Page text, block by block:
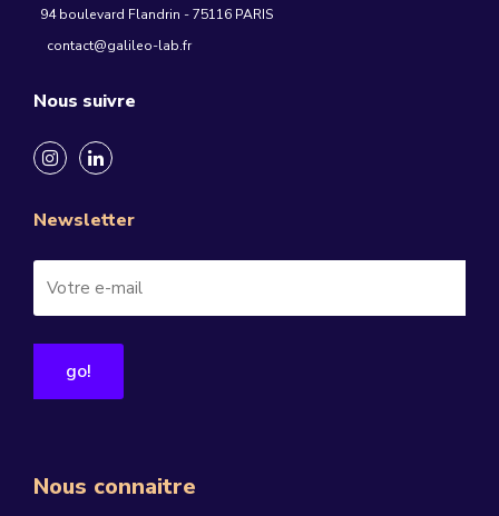
94 boulevard Flandrin - 75116 PARIS
contact@galileo-lab.fr
Nous suivre
Newsletter
Nous connaitre